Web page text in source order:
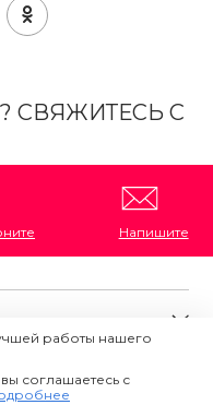
СВЯЖИТЕСЬ С
Напишите
работы нашего
соглашаетесь с